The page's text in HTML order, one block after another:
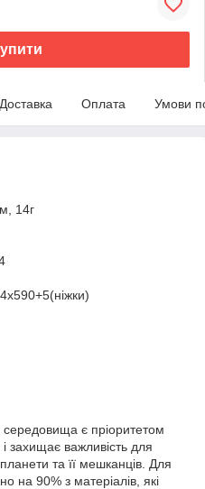
Доставка Оплата Умови
14г
середовища є пріоритетом
захищає важливість для
та її мешканців. Для
на 90% з матеріалів, які